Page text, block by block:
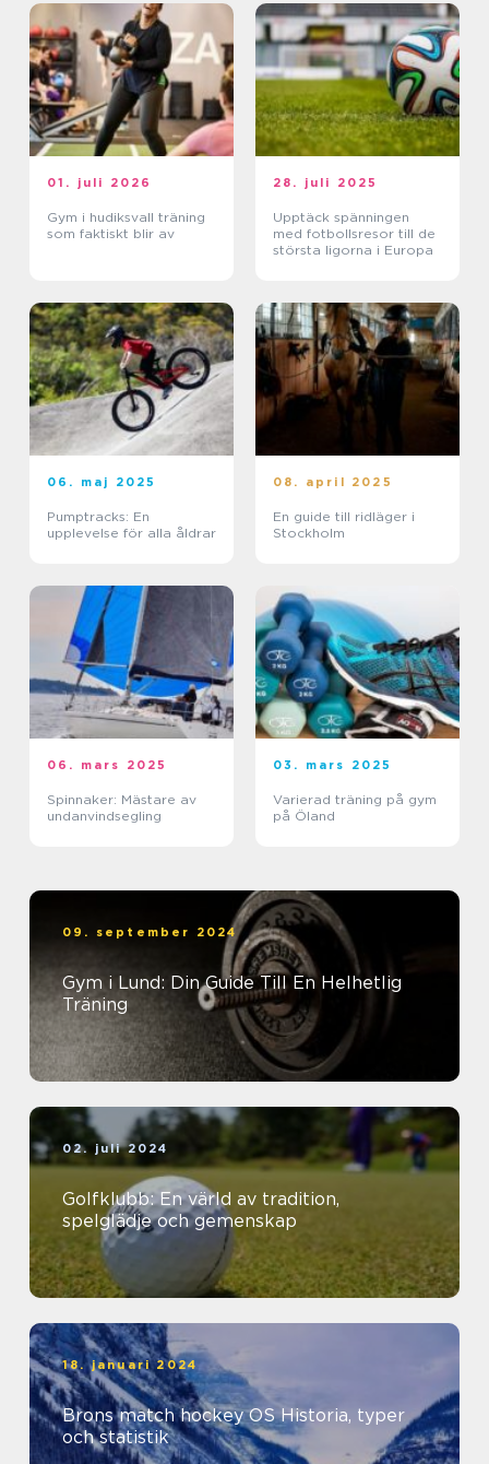
01. juli 2026
Gym i hudiksvall träning
som faktiskt blir av
28. juli 2025
Upptäck spänningen
med fotbollsresor till de
största ligorna i Europa
06. maj 2025
Pumptracks: En
upplevelse för alla åldrar
08. april 2025
En guide till ridläger i
Stockholm
06. mars 2025
Spinnaker: Mästare av
undanvindsegling
03. mars 2025
Varierad träning på gym
på Öland
09. september 2024
Gym i Lund: Din Guide Till En Helhetlig
Träning
02. juli 2024
Golfklubb: En värld av tradition,
spelglädje och gemenskap
18. januari 2024
Brons match hockey OS Historia, typer
och statistik